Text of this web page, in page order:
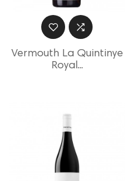
Vermouth La Quintinye
Royal...